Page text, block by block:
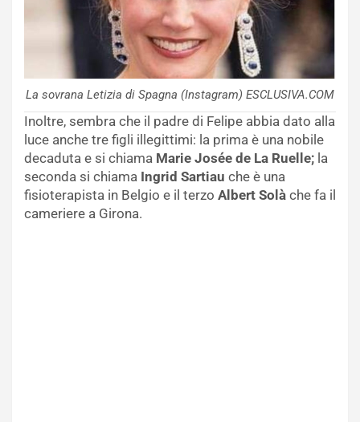
La sovrana Letizia di Spagna (Instagram) ESCLUSIVA.COM
Inoltre, sembra che il padre di Felipe abbia dato alla
luce anche tre figli illegittimi: la prima è una nobile
decaduta e si chiama Marie Josée de La Ruelle; la
seconda si chiama Ingrid Sartiau che è una
fisioterapista in Belgio e il terzo Albert Solà che fa il
cameriere a Girona.